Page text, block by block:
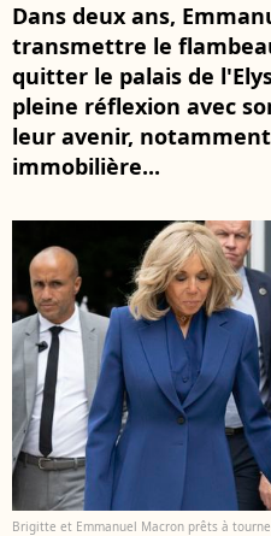
Dans deux ans,
transmettre le
quitter le palais de
pleine réflexion avec
leur avenir,
immobilière...
Brigitte et Emmanuel Macron prêts à